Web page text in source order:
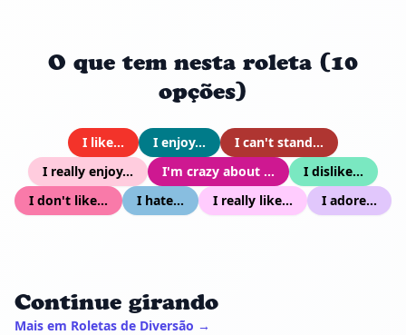
O que tem nesta roleta (10
opções)
I like... I enjoy...
I can't stand...
I really enjoy...
I'm crazy about ...
I dislike...
I don't like...
I hate... I really like... I adore...
Continue girando
Mais em Roletas de Diversão →